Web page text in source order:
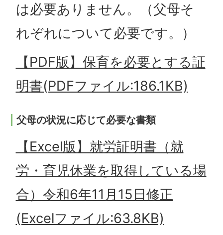
は必要ありません。（父母そ
れぞれについて必要です。）
【PDF版】保育を必要とする証
明書(PDFファイル:186.1KB)
父母の状況に応じて必要な書類
【Excel版】就労証明書（就
労・育児休業を取得している場
合）令和6年11月15日修正
(Excelファイル:63.8KB)